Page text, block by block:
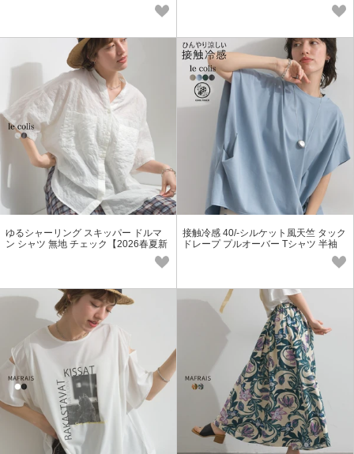
ゆるシャーリング スキッパー ドルマ
ン シャツ 無地 チェック【2026春夏新
接触冷感 40/-シルケット風天竺 タック
ドレープ プルオーバー Tシャツ 半袖